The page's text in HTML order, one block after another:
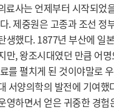
료사는 언제부터 시작되
. 제중원은 고종과 조선
생했다. 1877년 부산에 일
만, 왕조시대였던 만큼 어
를 펼치게 된 것이야말로
서양의학의 발전에 기여
영하면서 얻은 귀중한 경